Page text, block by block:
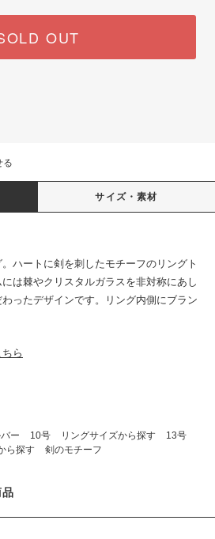
OUT
る
サイズ・素材
ハートに剣を刺したモチーフのリングト
は棘やクリスタルガラスを非対称にあし
ったデザインです。リング内側にブラン
ら
ー 10号 リングサイズから探す
13号
ら探す 剣のモチーフ